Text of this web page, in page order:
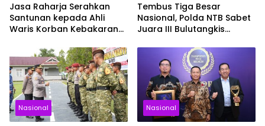
Jasa Raharja Serahkan
Santunan kepada Ahli
Waris Korban Kebakaran
Tembus Tiga Besar
Nasional, Polda NTB Sabet
Juara III Bulutangkis
Nasional Nasional